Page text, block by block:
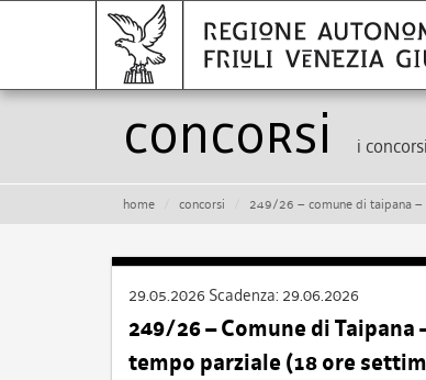
Concorsi i
home concorsi 249/26 – comune di taipana – istruttore
29.05.2026 Scadenza: 29.06.2026
249/26 – Comune di Taipana
tempo parziale (18 ore